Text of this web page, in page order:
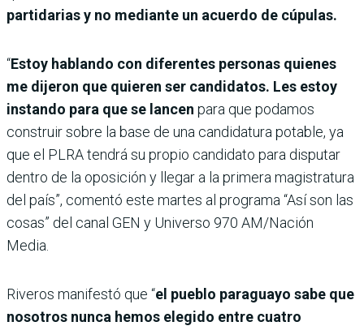
partidarias y no mediante un acuerdo de cúpulas.
“Estoy hablando con diferentes personas quienes
me dijeron que quieren ser candidatos. Les estoy
instando para que se lancen para que podamos
construir sobre la base de una candidatura potable, ya
que el PLRA tendrá su propio candidato para disputar
dentro de la oposición y llegar a la primera magistratura
del país”, comentó este martes al programa “Así son las
cosas” del canal GEN y Universo 970 AM/Nación
Media.
Riveros manifestó que “el pueblo paraguayo sabe que
nosotros nunca hemos elegido entre cuatro